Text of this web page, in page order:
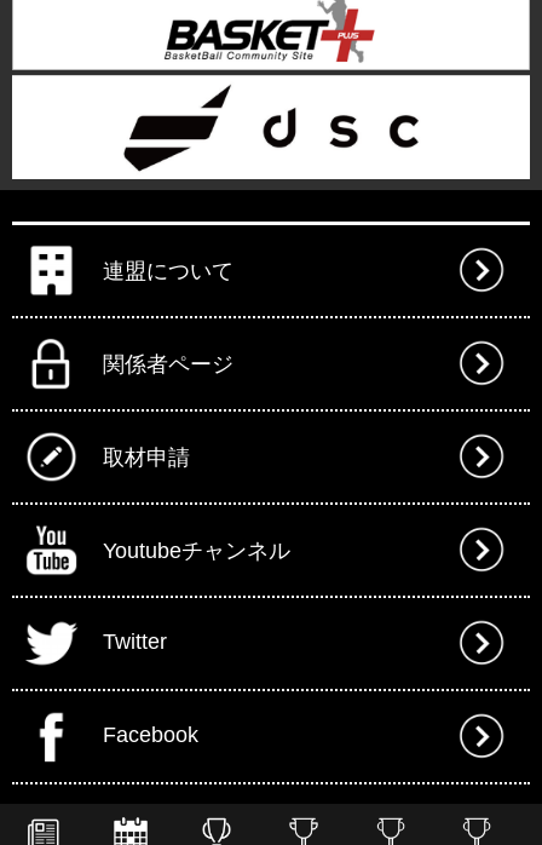
連盟について
関係者ページ
取材申請
Youtubeチャンネル
Twitter
Facebook